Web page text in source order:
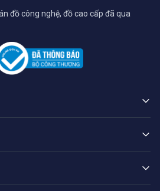
đồ công nghệ, đồ cao cấp đã qua